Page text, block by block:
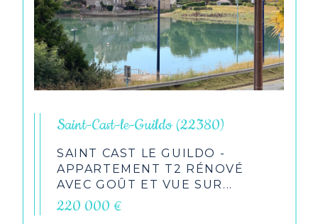
Saint-Cast-le-Guildo (22380)
SAINT CAST LE GUILDO -
APPARTEMENT T2 RÉNOVÉ
AVEC GOÛT ET VUE SUR...
220 000 €